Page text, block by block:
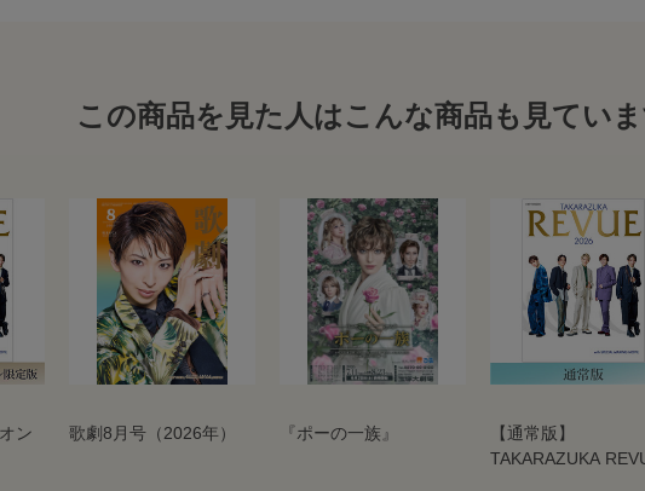
この商品を見た人はこんな商品も見てい
ン
歌劇8月号（2026年） 『ポーの一族』
【通常版】
TAKARAZUKA